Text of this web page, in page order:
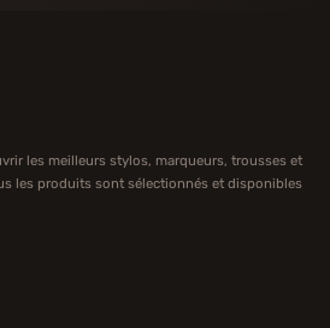
les meilleurs stylos, marqueurs, trousses et
les produits sont sélectionnés et disponibles